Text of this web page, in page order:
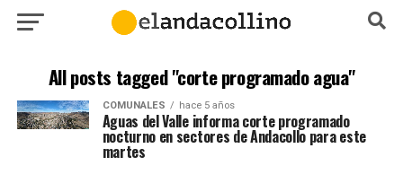
All posts tagged "corte programado agua"
COMUNALES hace 5 años
Aguas del Valle informa corte programado
nocturno en sectores de Andacollo para este
martes